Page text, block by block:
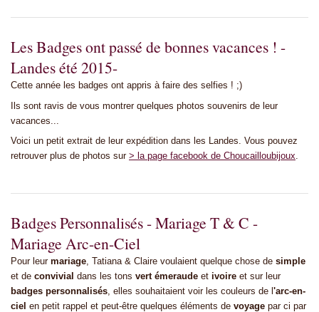
Les Badges ont passé de bonnes vacances ! -
Landes été 2015-
Cette année les badges ont appris à faire des selfies ! ;)
Ils sont ravis de vous montrer quelques photos souvenirs de leur
vacances...
Voici un petit extrait de leur expédition dans les Landes. Vous pouvez
retrouver plus de photos sur > la page facebook de Choucailloubijoux.
Badges Personnalisés - Mariage T & C -
Mariage Arc-en-Ciel
Pour leur mariage, Tatiana & Claire voulaient quelque chose de simple
et de convivial dans les tons vert émeraude et ivoire et sur leur
badges personnalisés, elles souhaitaient voir les couleurs de l 'arc-en-
ciel en petit rappel et peut-être quelques éléments de voyage par ci par